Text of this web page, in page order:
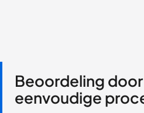
Beoordeling
eenvoudige